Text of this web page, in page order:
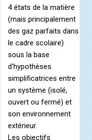
4 états de la matière
(mais principalement
des gaz parfaits dans
le cadre scolaire)
sous la base
d'hypothèses
simplificatrices entre
un système (isolé,
ouvert ou fermé) et
son environnement
extérieur.
Les objectifs